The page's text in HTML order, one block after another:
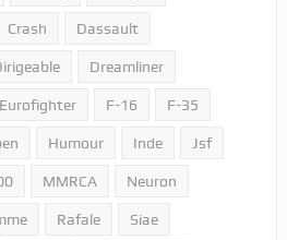
Crash Dassault
Dreamliner
Eurofighter F-16 F-35
Humour Inde Jsf
MMRCA Neuron
Rafale Siae